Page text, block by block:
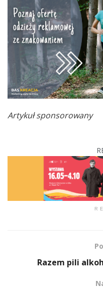
Artykuł sponsorowany
Razem pili